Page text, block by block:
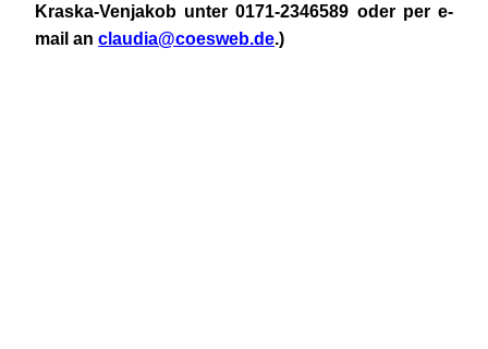
Kraska-Venjakob unter 0171-2346589 oder per e-
mail an claudia@coesweb.de.)